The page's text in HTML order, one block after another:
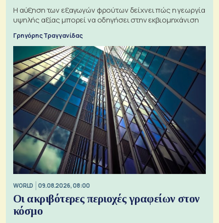
Η αύξηση των εξαγωγών φρούτων δείχνει πώς η γεωργία
υψηλής αξίας μπορεί να οδηγήσει στην εκβιομηχάνιση
Γρηγόρης Τραγγανίδας
WORLD 09.08.2026, 08:00
Οι ακριβότερες περιοχές γραφείων στον
κόσμο